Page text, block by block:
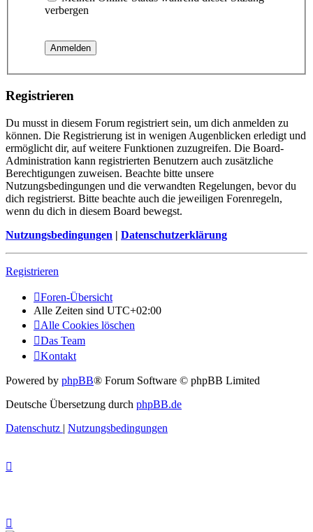
verbergen
Registrieren
Du musst in diesem Forum registriert sein, um dich anmelden zu
können. Die Registrierung ist in wenigen Augenblicken erledigt und
ermöglicht dir, auf weitere Funktionen zuzugreifen. Die Board-
Administration kann registrierten Benutzern auch zusätzliche
Berechtigungen zuweisen. Beachte bitte unsere
Nutzungsbedingungen und die verwandten Regelungen, bevor du
dich registrierst. Bitte beachte auch die jeweiligen Forenregeln,
wenn du dich in diesem Board bewegst.
Nutzungsbedingungen | Datenschutzerklärung
Registrieren
Foren-Übersicht
Alle Zeiten sind UTC+02:00
Alle Cookies löschen
Das Team
Kontakt
Powered by phpBB® Forum Software © phpBB Limited
Deutsche Übersetzung durch phpBB.de
Datenschutz | Nutzungsbedingungen